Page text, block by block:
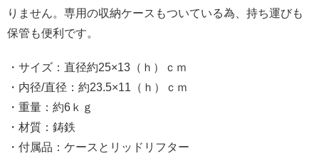
りません。専用の収納ケースもついている為、持ち運びも
保管も便利です。
・サイズ：直径約25×13（ｈ）ｃｍ
・内径/直径：約23.5×11（ｈ）ｃｍ
・重量：約6ｋｇ
・材質：鋳鉄
・付属品：ケースとリッドリフター